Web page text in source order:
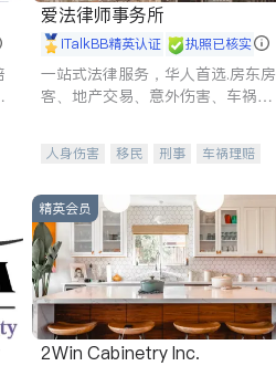
爱法律师事务所
iTalkBB精英认证 执照已核实
一站式法律服务，华人首选.房东房
客、地产交易、意外伤害、车祸重
人身伤害 移民 刑事
车祸理赔
商标注册
索赔 律师-其它 保释
精英会员
2Win Cabinetry Inc.